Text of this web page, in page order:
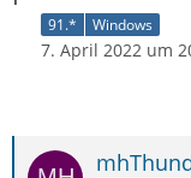
91.* Windows
7. April 2022 um